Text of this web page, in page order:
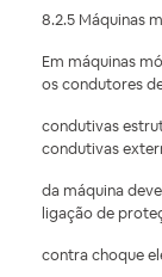
8.2.5 Máquinas
Em máquinas
os condutores
condutivas
condutivas
da máquina
ligação de
contra choque